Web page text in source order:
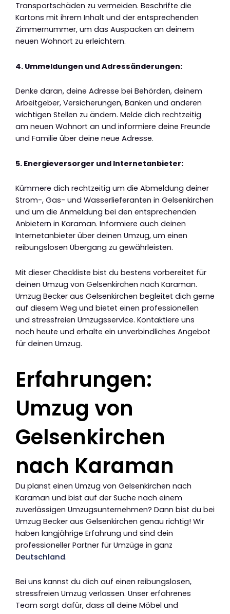
Transportschäden zu vermeiden. Beschrifte die
Kartons mit ihrem Inhalt und der entsprechenden
Zimmernummer, um das Auspacken an deinem
neuen Wohnort zu erleichtern.
4. Ummeldungen und Adressänderungen:
Denke daran, deine Adresse bei Behörden, deinem
Arbeitgeber, Versicherungen, Banken und anderen
wichtigen Stellen zu ändern. Melde dich rechtzeitig
am neuen Wohnort an und informiere deine Freunde
und Familie über deine neue Adresse.
5. Energieversorger und Internetanbieter:
Kümmere dich rechtzeitig um die Abmeldung deiner
Strom-, Gas- und Wasserlieferanten in Gelsenkirchen
und um die Anmeldung bei den entsprechenden
Anbietern in Karaman. Informiere auch deinen
Internetanbieter über deinen Umzug, um einen
reibungslosen Übergang zu gewährleisten.
Mit dieser Checkliste bist du bestens vorbereitet für
deinen Umzug von Gelsenkirchen nach Karaman.
Umzug Becker aus Gelsenkirchen begleitet dich gerne
auf diesem Weg und bietet einen professionellen
und stressfreien Umzugsservice. Kontaktiere uns
noch heute und erhalte ein unverbindliches Angebot
für deinen Umzug.
Erfahrungen:
Umzug von
Gelsenkirchen
nach Karaman
Du planst einen Umzug von Gelsenkirchen nach
Karaman und bist auf der Suche nach einem
zuverlässigen Umzugsunternehmen? Dann bist du bei
Umzug Becker aus Gelsenkirchen genau richtig! Wir
haben langjährige Erfahrung und sind dein
professioneller Partner für Umzüge in ganz
Deutschland.
Bei uns kannst du dich auf einen reibungslosen,
stressfreien Umzug verlassen. Unser erfahrenes
Team sorgt dafür, dass all deine Möbel und